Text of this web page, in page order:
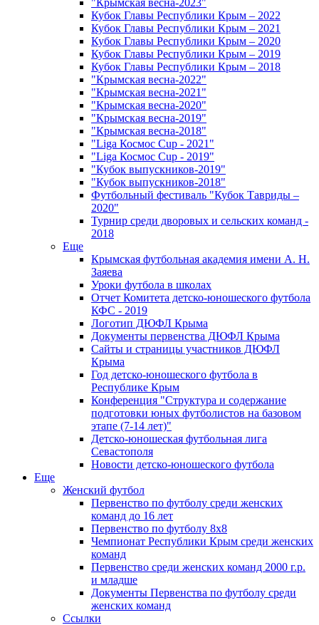
"Крымская весна-2023"
Кубок Главы Республики Крым – 2022
Кубок Главы Республики Крым – 2021
Кубок Главы Республики Крым – 2020
Кубок Главы Республики Крым – 2019
Кубок Главы Республики Крым – 2018
"Крымская весна-2022"
"Крымская весна-2021"
"Крымская весна-2020"
"Крымская весна-2019"
"Крымская весна-2018"
"Liga Космос Cup - 2021"
"Liga Космос Cup - 2019"
"Кубок выпускников-2019"
"Кубок выпускников-2018"
Футбольный фестиваль "Кубок Тавриды –
2020"
Турнир среди дворовых и сельских команд -
2018
Еще
Крымская футбольная академия имени А. Н.
Заяева
Уроки футбола в школах
Отчет Комитета детско-юношеского футбола
КФС - 2019
Логотип ДЮФЛ Крыма
Документы первенства ДЮФЛ Крыма
Сайты и страницы участников ДЮФЛ
Крыма
Год детско-юношеского футбола в
Республике Крым
Конференция "Структура и содержание
подготовки юных футболистов на базовом
этапе (7-14 лет)"
Детско-юношеская футбольная лига
Севастополя
Новости детско-юношеского футбола
Еще
Женский футбол
Первенство по футболу среди женских
команд до 16 лет
Первенство по футболу 8х8
Чемпионат Республики Крым среди женских
команд
Первенство среди женских команд 2000 г.р.
и младше
Документы Первенства по футболу среди
женских команд
Ссылки